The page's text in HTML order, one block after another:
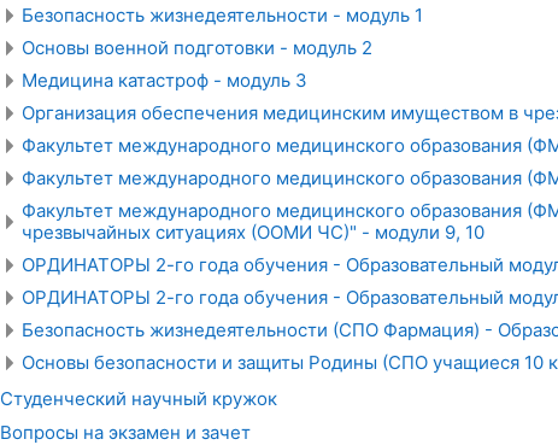
Безопасность жизнедеятельности - модуль 1
Основы военной подготовки - модуль 2
Медицина катастроф - модуль 3
Организация обеспечения медицинским имуществом в
Факультет международного медицинского образования
Факультет международного медицинского образования
Факультет международного медицинского образования
чрезвычайных ситуациях (ООМИ ЧС)" - модули 9, 10
ОРДИНАТОРЫ 2-го года обучения - Образовательный
ОРДИНАТОРЫ 2-го года обучения - Образовательный
Безопасность жизнедеятельности (СПО Фармация) -
Основы безопасности и защиты Родины (СПО учащиеся 10
Студенческий научный кружок
Вопросы на экзамен и зачет